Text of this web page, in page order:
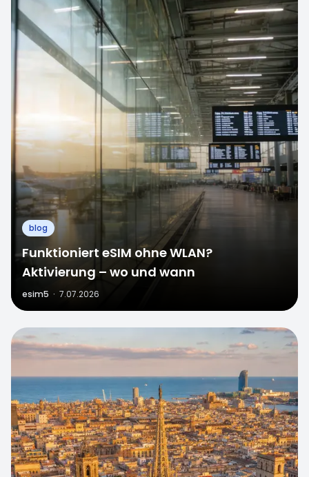
blog
Funktioniert eSIM ohne WLAN?
Aktivierung – wo und wann
esim5 · 7.07.2026